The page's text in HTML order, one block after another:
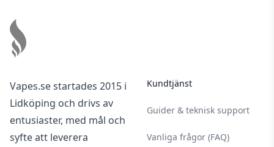
Vapes.se startades 2015 i
Lidköping och drivs av
entusiaster, med mål och
syfte att leverera
Kundtjänst
Guider & teknisk support
Vanliga frågor (FAQ)